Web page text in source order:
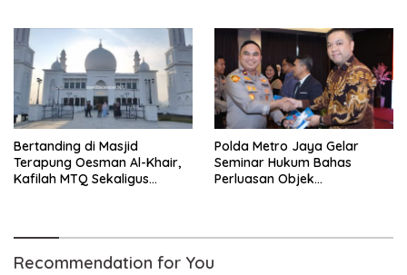
Bertanding di Masjid
Terapung Oesman Al-Khair,
Kafilah MTQ Sekaligus
Polda Metro Jaya Gelar
Seminar Hukum Bahas
Perluasan Objek
Recommendation for You